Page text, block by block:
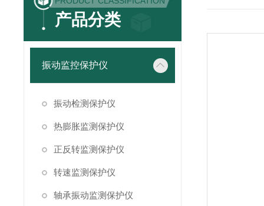
产品分类
振动监控保护仪
振动检测保护仪
热膨胀监测保护仪
正反转监测保护仪
转速监测保护仪
轴承振动监测保护仪